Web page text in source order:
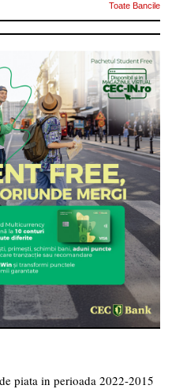
Toate Bancile
piata in perioada 2022-2015